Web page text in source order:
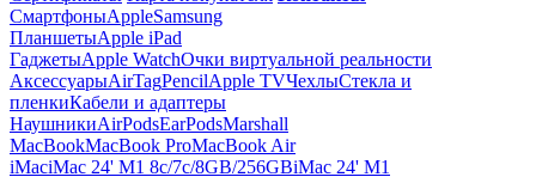
СмартфоныAppleSamsung
ПланшетыApple iPad
ГаджетыApple WatchОчки виртуальной реальности
АксессуарыAirTagPencilApple TVЧехлыСтекла и
пленкиКабели и адаптеры
НаушникиAirPodsEarPodsMarshall
MacBookMacBook ProMacBook Air
iMaciMac 24' M1 8c/7c/8GB/256GBiMac 24' M1